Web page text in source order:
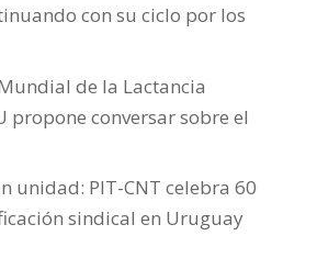
con su ciclo por los
de la Lactancia
propone conversar sobre el
unidad: PIT-CNT celebra 60
sindical en Uruguay